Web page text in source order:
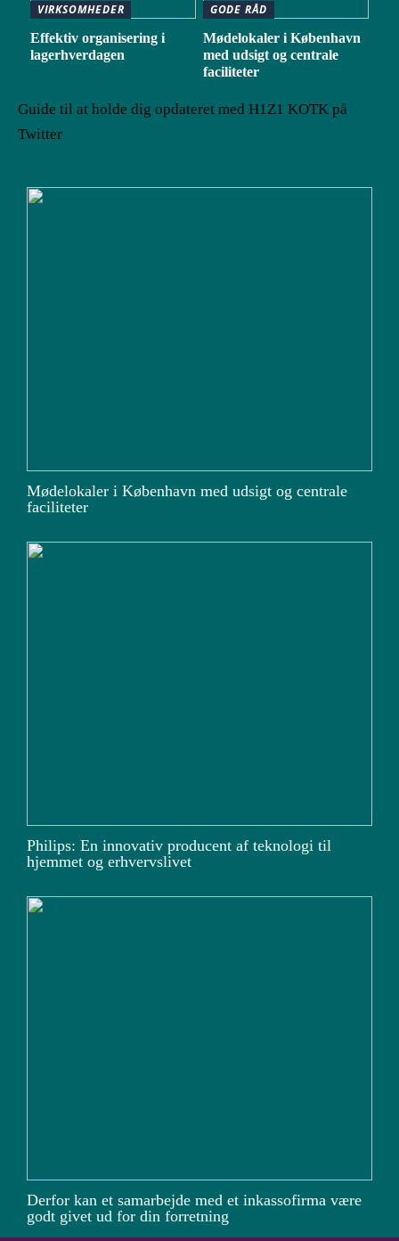
VIRKSOMHEDER
Effektiv organisering i
lagerhverdagen
GODE RÅD
Mødelokaler i København
med udsigt og centrale
faciliteter
Guide til at holde dig opdateret med H1Z1 KOTK på
Twitter
Mødelokaler i København med udsigt og centrale
faciliteter
Philips: En innovativ producent af teknologi til
hjemmet og erhvervslivet
Derfor kan et samarbejde med et inkassofirma være
godt givet ud for din forretning